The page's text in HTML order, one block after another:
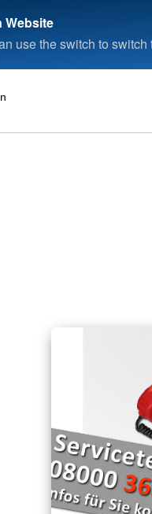
Website
use the switch to